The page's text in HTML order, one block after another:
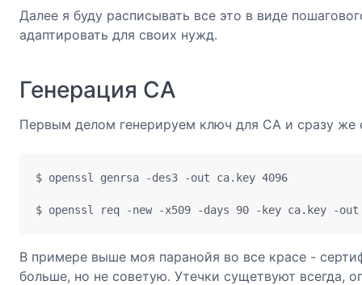
Далее я буду расписывать все это в виде
адаптировать для своих нужд.
Генерация CA
Первым делом генерируем ключ для CA и сразу же
$ openssl genrsa -des3 -out ca.key 4096
$ openssl req -new -x509 -days 90 -key ca.key -
В примере выше моя паранойя во все красе -
больше, но не советую. Утечки сущетвуют всегда,